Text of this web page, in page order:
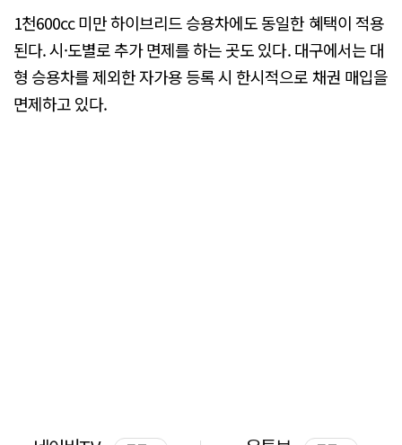
1천600cc 미만 하이브리드 승용차에도 동일한 혜택이 적용
된다. 시·도별로 추가 면제를 하는 곳도 있다. 대구에서는 대
형 승용차를 제외한 자가용 등록 시 한시적으로 채권 매입을
면제하고 있다.